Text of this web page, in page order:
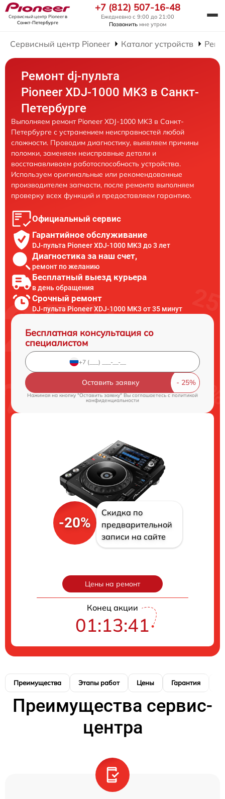
Сервисный центр Pioneerв
Санкт-Петербурге
+7 (812) 507-16-48
Ежедневно с 9:00 до 21:00
Позвонить мне утром
Сервисный центр Pioneer Каталог устройств
Ремонт dj-пульта
Pioneer XDJ-1000 MK3 в Санкт-
Петербурге
Выполняем ремонт Pioneer XDJ-1000 MK3 в Санкт-
Петербурге с устранением неисправностей любой
сложности. Проводим диагностику, выявляем причины
поломки, заменяем неисправные детали и
восстанавливаем работоспособность устройства.
Используем оригинальные или рекомендованные
производителем запчасти, после ремонта выполняем
проверку всех функций и предоставляем гарантию.
Официальный сервис
Гарантийное обслуживание
DJ-пульта Pioneer XDJ-1000 MK3 до 3 лет
Диагностика за наш счет,
ремонт по желанию
Бесплатный выезд курьера
в день обращения
Срочный ремонт
DJ-пульта Pioneer XDJ-1000 MK3 от 35 минут
Бесплатная консультация со
специалистом
Оставить заявку
Нажимая на кнопку "Оставить заявку" Вы соглашаетесь cполитикой
конфиденциальности
-20%
Скидка по
предварительной
записи на сайте
Цены на ремонт
Конец акции
01:13:40
Преимущества Этапы работ Цены Гарантия
Преимущества сервис-
центра